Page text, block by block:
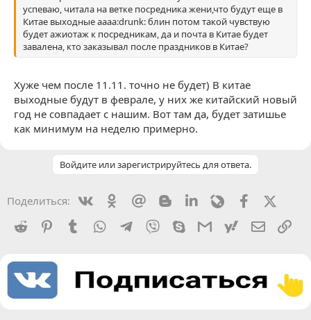
успеваю, читала на ветке посредника жени,что будут еще в
Китае выходные аааа:drunk: блин потом такой чувствую
будет ажиотаж к посредникам, да и почта в Китае будет
завалена, кто заказывал после праздников в Китае?
Хуже чем после 11.11. точно не будет) В китае
выходные будут в феврале, у них же китайский новый
год не совпадает с нашим. Вот там да, будет затишье
как минимум на неделю примерно.
Войдите или зарегистрируйтесь для ответа.
Поделиться: VkontakteOdnoklassniki
Mail.ru BloggerLinkedinLivejournalFacebook
Reddit
PinterestTumblr WhatsAppTelegram
Viber SkypeGmailyahoomail